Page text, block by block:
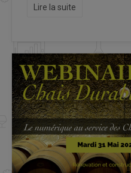
Lire la suite